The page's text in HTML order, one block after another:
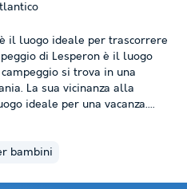
il luogo ideale per trascorrere
di Lesperon è il luogo
si trova in una
La sua vicinanza alla
ideale per una vacanza....
bambini